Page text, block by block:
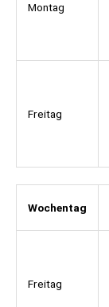
Montag
Freitag
Wochentag
Freitag